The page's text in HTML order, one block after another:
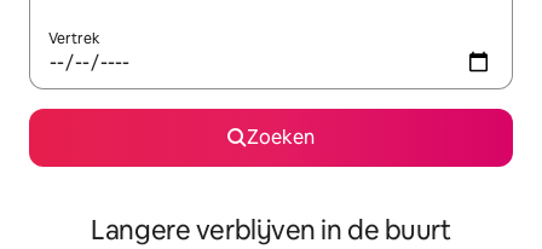
Vertrek
Zoeken
Langere verblijven in de buurt